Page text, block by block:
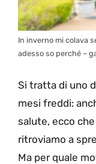
In inverno mi colava
adesso so perché –
Si tratta di uno
mesi freddi:
salute, ecco
ritroviamo a
Ma per quale